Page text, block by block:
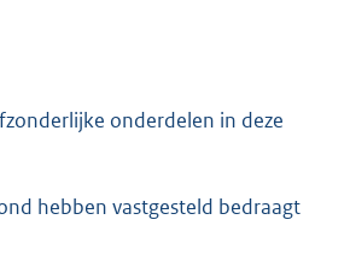
onderdelen in deze
hebben vastgesteld bedraagt